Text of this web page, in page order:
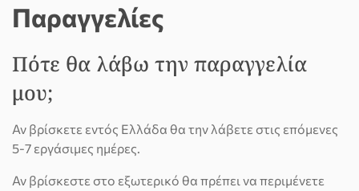
Παραγγελίες
Πότε θα λάβω την παραγγελία
μου;
Αν βρίσκετε εντός Ελλάδα θα την λάβετε στις επόμενες
5-7 εργάσιμες ημέρες.
Αν βρίσκεστε στο εξωτερικό θα πρέπει να περιμένετε